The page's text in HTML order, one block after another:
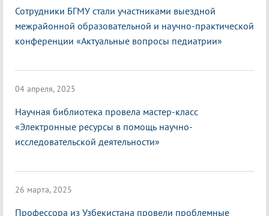
Сотрудники БГМУ стали участниками выездной
межрайонной образовательной и научно-практической
конференции «Актуальные вопросы педиатрии»
04 апреля, 2025
Научная библиотека провела мастер-класс
«Электронные ресурсы в помощь научно-
исследовательской деятельности»
26 марта, 2025
Профессора из Узбекистана провели проблемные